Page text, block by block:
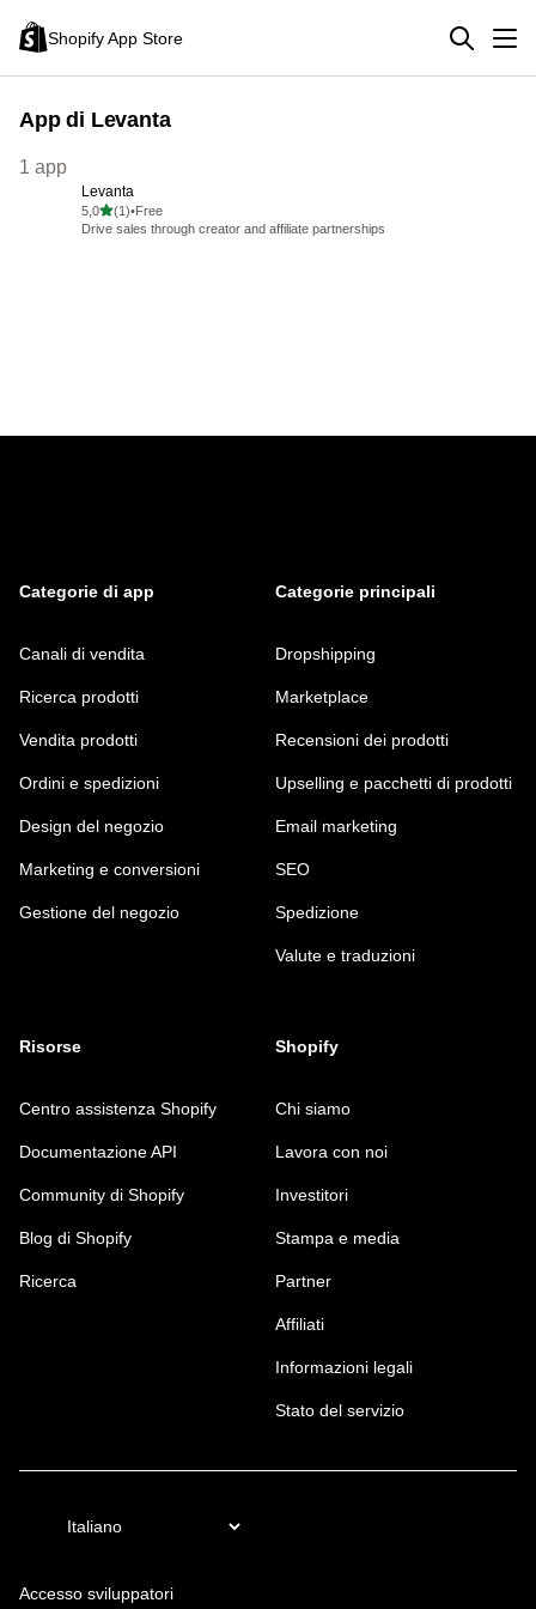
Shopify App Store
App di Levanta
1 app
Levanta
5,0stelle su 5
(1)
1 recensioni totali
•Free
Drive sales through creator and affiliate partnerships
Categorie di app
Canali di vendita
Ricerca prodotti
Vendita prodotti
Ordini e spedizioni
Design del negozio
Marketing e conversioni
Gestione del negozio
Categorie principali
Dropshipping
Marketplace
Recensioni dei prodotti
Upselling e pacchetti di prodotti
Email marketing
SEO
Spedizione
Valute e traduzioni
Risorse
Centro assistenza Shopify
Documentazione API
Community di Shopify
Blog di Shopify
Ricerca
Shopify
Chi siamo
Lavora con noi
Investitori
Stampa e media
Partner
Affiliati
Informazioni legali
Stato del servizio
Accesso sviluppatori